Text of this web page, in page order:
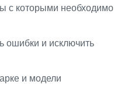
с которыми необходимо
ошибки и исключить
и модели